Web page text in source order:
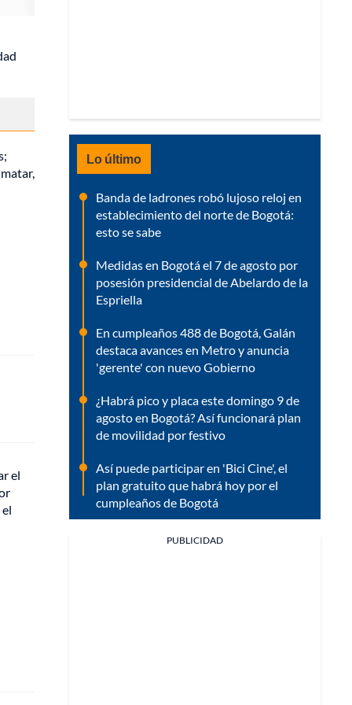
el
Lo último
Banda de ladrones robó lujoso reloj en
establecimiento del norte de Bogotá:
esto se sabe
Medidas en Bogotá el 7 de agosto por
posesión presidencial de Abelardo de la
Espriella
En cumpleaños 488 de Bogotá, Galán
destaca avances en Metro y anuncia
'gerente' con nuevo Gobierno
¿Habrá pico y placa este domingo 9 de
agosto en Bogotá? Así funcionará plan
de movilidad por festivo
Así puede participar en 'Bici Cine', el
plan gratuito que habrá hoy por el
cumpleaños de Bogotá
PUBLICIDAD